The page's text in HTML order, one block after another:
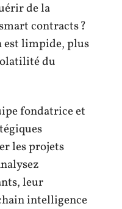
de la
contracts ?
est limpide, plus
du
fondatrice et
les projets
leur
intelligence